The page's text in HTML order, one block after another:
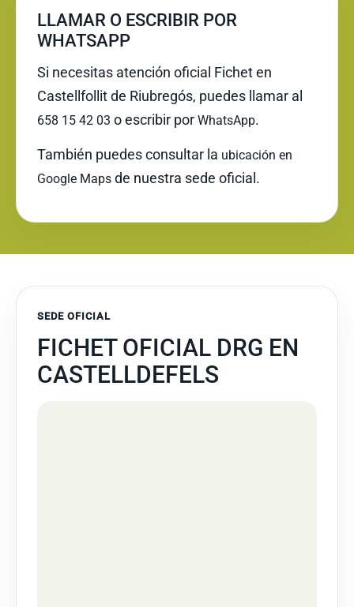
LLAMAR O ESCRIBIR POR
WHATSAPP
Si necesitas atención oficial Fichet en
Castellfollit de Riubregós, puedes llamar al
658 15 42 03 o escribir por WhatsApp.
También puedes consultar la ubicación en
Google Maps de nuestra sede oficial.
SEDE OFICIAL
FICHET OFICIAL DRG EN
CASTELLDEFELS